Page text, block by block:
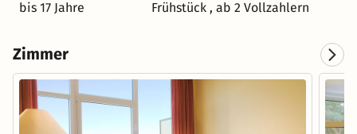
bis 17 Jahre
Frühstück , ab 2 Vollzahlern
Zimmer